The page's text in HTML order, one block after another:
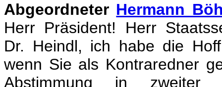
Abgeordneter Hermann
Herr Präsident! Herr
Dr. Heindl, ich habe die
wenn Sie als Kontraredner
Abstimmung in